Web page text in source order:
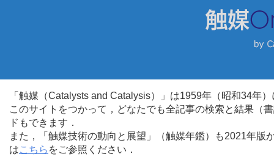
「触媒（Catalysts and Catalysis）」は1959年（昭和34年
このサイトをつかって，どなたでも全記事の検索と結果（
ドもできます．
また，「触媒技術の動向と展望」（触媒年鑑）も2021年
はこちら をご参照ください．